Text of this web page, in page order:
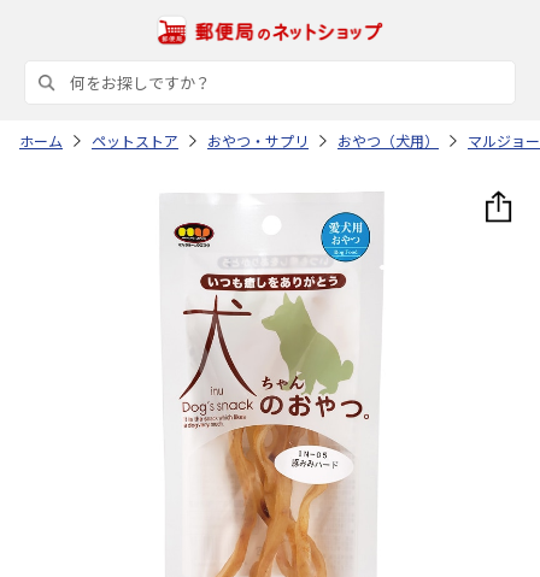
ホーム ペットストア おやつ・サプリ おやつ（犬用） マルジョ